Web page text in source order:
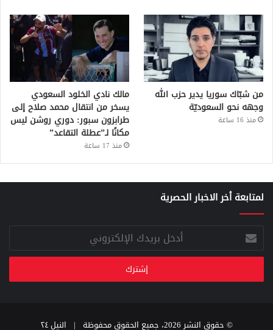
من شبّاك سوريا يدير حزب الله
وجهه نحو السعوديّة
منذ 16 ساعة
مالك نادي الخلود السعودي
يسخر من انتقال محمد صلاح إلى
طرابزون سبور: دوري روشن ليس
مكانًا لـ”عطلة التقاعد”
منذ 17 ساعة
لمتابعة أخر الاخبار الحصرية
أدخل
بريدك
الإلكتروني
© حقوق النشر 2026، جميع الحقوق محفوظة | النيل ٢٤